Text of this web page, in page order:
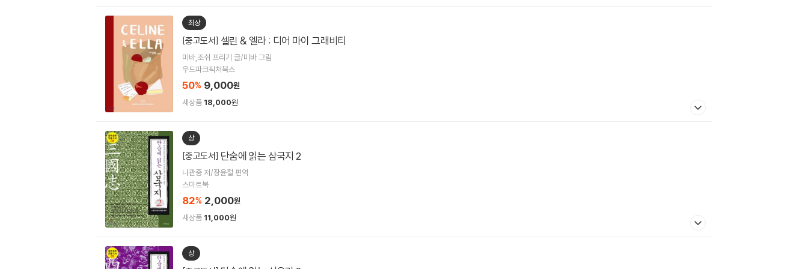
최상
[중고도서] 셀린 & 엘라 ; 디어 마이 그래비티
미바,조쉬 프리기 글/미바 그림
우드파크픽처북스
50% 9,000원
새상품 18,000원
상
[중고도서] 단숨에 읽는 삼국지 2
나관중 저/장윤철 편역
스마트북
82% 2,000원
새상품 11,000원
상